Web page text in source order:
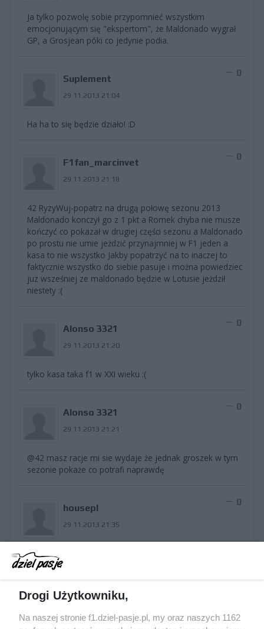
Ja tylko pozwolę sobie przypomnieć wszystkim
emocjonującym się "ekspertom", że Maldonado wygrał
GP, a Grosjean póki co jedynie podia.
Suplement
29.11.2013 21:04
0
Ha ha to się będzie działo! :D
F1fan_marcinvet
29.11.2013 21:18
0
42 RyzyWuj-popatrz na drugą połowę sezonu 2013
Maldonado konczył go z 1 pkt a Romek chyba nie musze
kończyć co pokazał w drugiej części sezonu a Maldonado
po prostu nie umie jeżdzić przynajmniej w F1 jeden a
kasa to nie wszystko Jakby popatrzyć na to inaczej to
faktycznie wszystko do siebie pasuje i można powiedziec
juz wsześniej ze maldonado będzie w Lotusie jeżdził
niestety :(
Alonso 3321
29.11.2013 21:20
0
tylko kasa taka f1 w XXI wieku :(
Alonso 3321
29.11.2013 21:21
0
@42 masz racje mi sie wydaje że jednak groszek w tym
sezonie pokaże co potrafi naprawdę
housepl
29.11.2013 21:35
0
@42 Po dyskwalifikacji Hamiltona w czasach gdy rok 2012
w erze panowania redbulla był słaby
Jahar
29.11.2013 21:37
Drogi Użytkowniku,
Na naszej stronie f1.dziel-pasje.pl, my oraz naszych 1162